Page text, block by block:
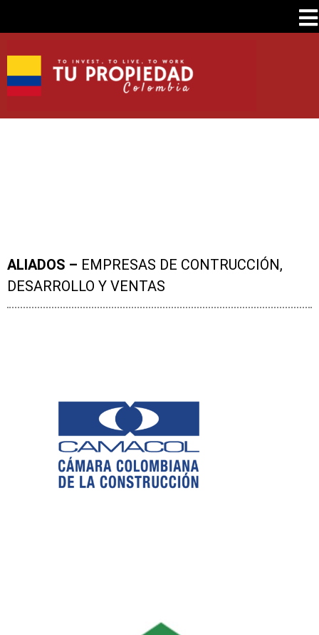
ALIADOS – EMPRESAS DE CONTRUCCIÓN,
DESARROLLO Y VENTAS